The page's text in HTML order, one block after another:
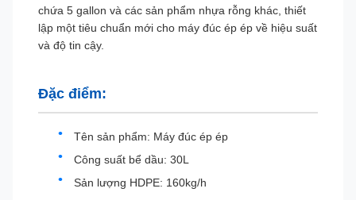
chứa 5 gallon và các sản phẩm nhựa rỗng khác, thiết
lập một tiêu chuẩn mới cho máy đúc ép ép về hiệu suất
và độ tin cậy.
Đặc điểm:
Tên sản phẩm: Máy đúc ép ép
Công suất bể dầu: 30L
Sản lượng HDPE: 160kg/h